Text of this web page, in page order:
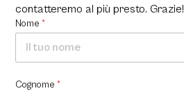
contatteremo al più presto. Grazie!
Nome*
Cognome*